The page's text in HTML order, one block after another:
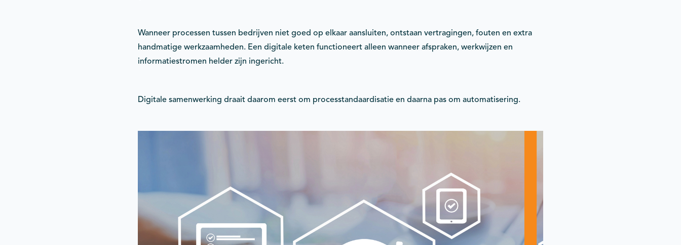
Wanneer processen tussen bedrijven niet goed op elkaar aansluiten, ontstaan vertragingen, fouten en extra
handmatige werkzaamheden. Een digitale keten functioneert alleen wanneer afspraken, werkwijzen en
informatiestromen helder zijn ingericht.
Digitale samenwerking draait daarom eerst om processtandaardisatie en daarna pas om automatisering.